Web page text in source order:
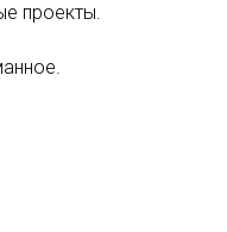
проекты.